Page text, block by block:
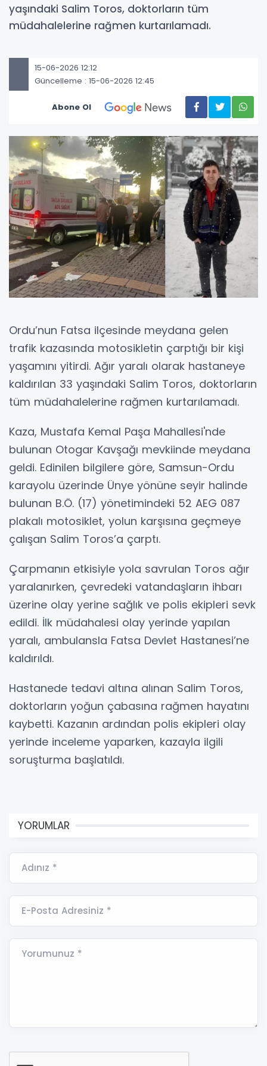
yaşındaki Salim Toros, doktorların tüm
müdahalelerine rağmen kurtarılamadı.
15-06-2026 12:12
Güncelleme : 15-06-2026 12:45
Abone Ol
Ordu’nun Fatsa ilçesinde meydana gelen
trafik kazasında motosikletin çarptığı bir kişi
yaşamını yitirdi. Ağır yaralı olarak hastaneye
kaldırılan 33 yaşındaki Salim Toros, doktorların
tüm müdahalelerine rağmen kurtarılamadı.
Kaza, Mustafa Kemal Paşa Mahallesi'nde
bulunan Otogar Kavşağı mevkiinde meydana
geldi. Edinilen bilgilere göre, Samsun-Ordu
karayolu üzerinde Ünye yönüne seyir halinde
bulunan B.Ö. (17) yönetimindeki 52 AEG 087
plakalı motosiklet, yolun karşısına geçmeye
çalışan Salim Toros’a çarptı.
Çarpmanın etkisiyle yola savrulan Toros ağır
yaralanırken, çevredeki vatandaşların ihbarı
üzerine olay yerine sağlık ve polis ekipleri sevk
edildi. İlk müdahalesi olay yerinde yapılan
yaralı, ambulansla Fatsa Devlet Hastanesi’ne
kaldırıldı.
Hastanede tedavi altına alınan Salim Toros,
doktorların yoğun çabasına rağmen hayatını
kaybetti. Kazanın ardından polis ekipleri olay
yerinde inceleme yaparken, kazayla ilgili
soruşturma başlatıldı.
YORUMLAR
Adınız *
E-Posta Adresiniz *
Yorumunuz *